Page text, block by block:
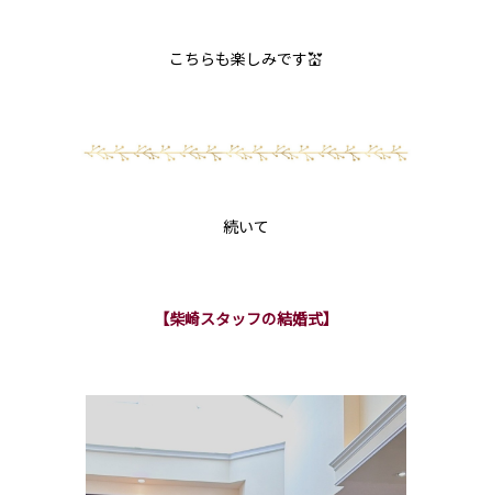
こちらも楽しみです💒
続いて
【柴崎スタッフの結婚式】